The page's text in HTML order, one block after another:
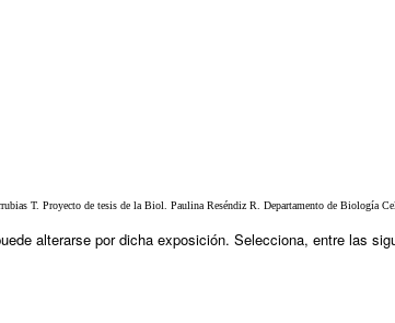
T. Proyecto de tesis de la Biol. Paulina Reséndiz R. Departamento de Biología
alterarse por dicha exposición. Selecciona, entre las